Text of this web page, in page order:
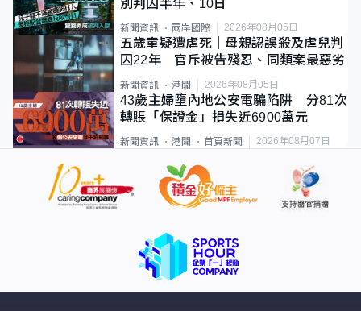
別判囚半年、10日
新聞資訊 兩岸國際 2026年08月05日
五歲童疑遭虐死｜母親認誤殺及虐兒判
囚22年 官斥被告殘忍、同類案最惡劣
新聞資訊 港聞 2026年08月05日
43歲主婦墮內地公安電騙陷阱 分81次
轉賬「保證金」損失近6900萬元
新聞資訊 港聞 首頁新聞 2026年08月07日